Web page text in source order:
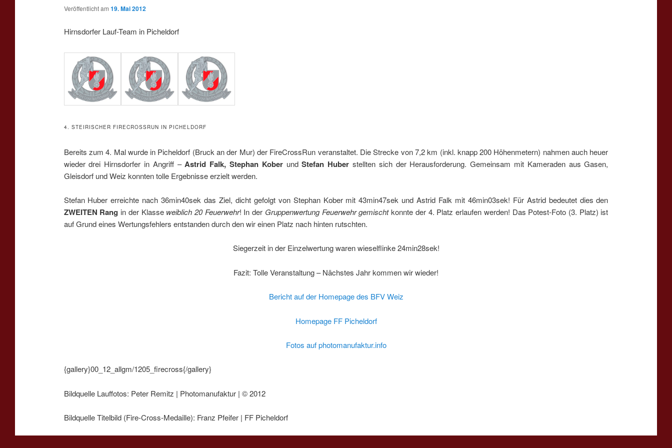
Veröffentlicht am 19. Mai 2012
Hirnsdorfer Lauf-Team in Picheldorf
4. STEIRISCHER FIRECROSSRUN IN PICHELDORF
Bereits zum 4. Mal wurde in Picheldorf (Bruck an der Mur) der FireCrossRun veranstaltet. Die Strecke von 7,2 km (inkl. knapp 200 Höhenmetern) nahmen auch heuer
wieder drei Hirnsdorfer in Angriff – Astrid Falk, Stephan Kober undStefan Huber stellten sich der Herausforderung. Gemeinsam mit Kameraden aus Gasen,
Gleisdorf und Weiz konnten tolle Ergebnisse erzielt werden.
Stefan Huber erreichte nach 36min40sek das Ziel, dicht gefolgt von Stephan Kober mit 43min47sek und Astrid Falk mit 46min03sek! Für Astrid bedeutet dies den
ZWEITEN Rang in der Klasse weiblich 20 Feuerwehr! In der Gruppenwertung Feuerwehr gemischtkonnte der 4. Platz erlaufen werden! Das Potest-Foto (3. Platz) ist
auf Grund eines Wertungsfehlers entstanden durch den wir einen Platz nach hinten rutschten.
Siegerzeit in der Einzelwertung waren wieselflinke 24min28sek!
Fazit: Tolle Veranstaltung – Nächstes Jahr kommen wir wieder!
Bericht auf der Homepage des BFV Weiz
Homepage FF Picheldorf
Fotos auf photomanufaktur.info
{gallery}00_12_allgm/1205_firecross{/gallery}
BildquelleLauffotos: Peter Remitz | Photomanufaktur | © 2012
BildquelleTitelbild (Fire-Cross-Medaille): Franz Pfeifer | FF Picheldorf